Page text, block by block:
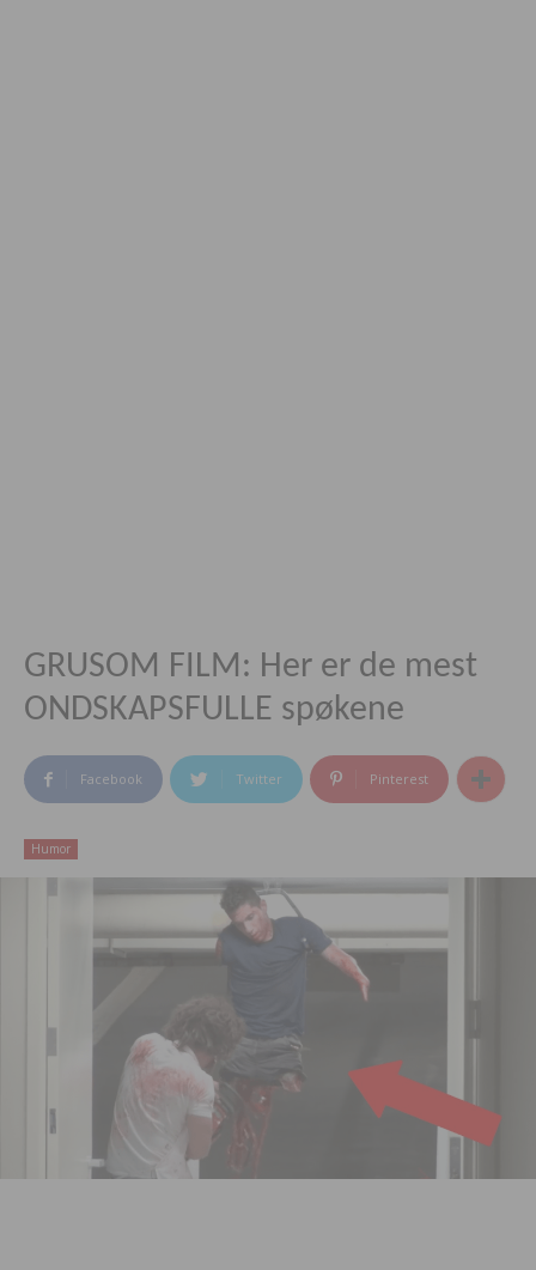
GRUSOM FILM: Her er de mest
ONDSKAPSFULLE spøkene
Facebook Twitter Pinterest
Humor